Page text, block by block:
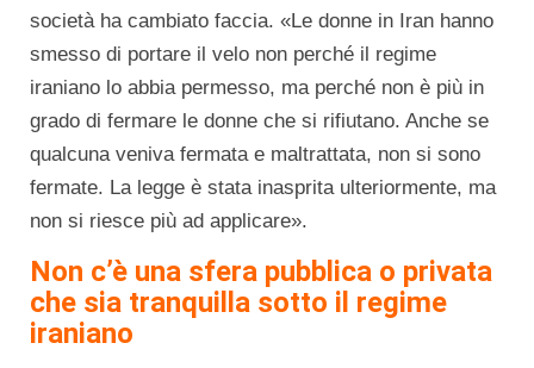
società ha cambiato faccia. «Le donne in Iran hanno
smesso di portare il velo non perché il regime
iraniano lo abbia permesso, ma perché non è più in
grado di fermare le donne che si rifiutano. Anche se
qualcuna veniva fermata e maltrattata, non si sono
fermate. La legge è stata inasprita ulteriormente, ma
non si riesce più ad applicare».
Non c’è una sfera pubblica o privata
che sia tranquilla sotto il regime
iraniano